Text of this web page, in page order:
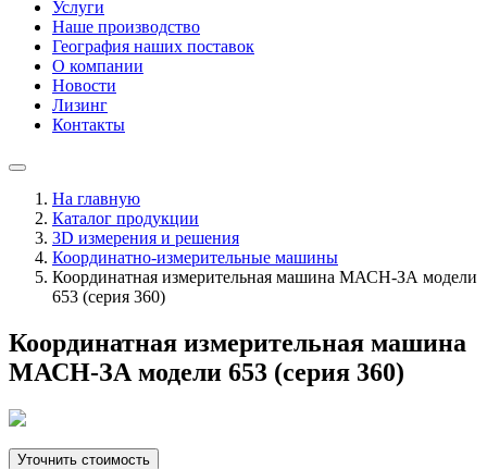
Услуги
Наше производство
География наших поставок
О компании
Новости
Лизинг
Контакты
На главную
Каталог продукции
3D измерения и решения
Координатно-измерительные машины
Координатная измерительная машина МАСН-ЗА модели
653 (серия 360)
Координатная измерительная машина
МАСН-ЗА модели 653 (серия 360)
Уточнить стоимость